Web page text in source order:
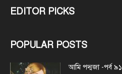
EDITOR PICKS
POPULAR POSTS
আমি পদ্মজা -পর্ব ৯১